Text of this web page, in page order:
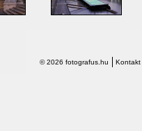
© 2026 fotografus.hu Kontakt